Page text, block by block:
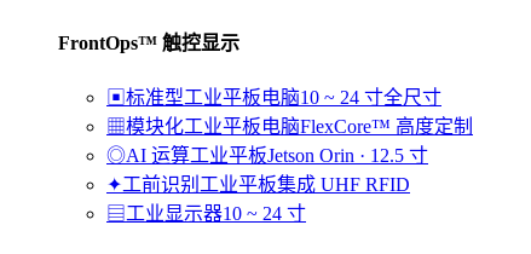
FrontOps™ 触控显示
▣ 标准型工业平板电脑10 ~ 24 寸全尺寸
▦模块化工业平板电脑FlexCore™ 高度定制
◎AI 运算工业平板Jetson Orin · 12.5 寸
✦工前识别工业平板集成 UHF RFID
▤工业显示器10 ~ 24 寸